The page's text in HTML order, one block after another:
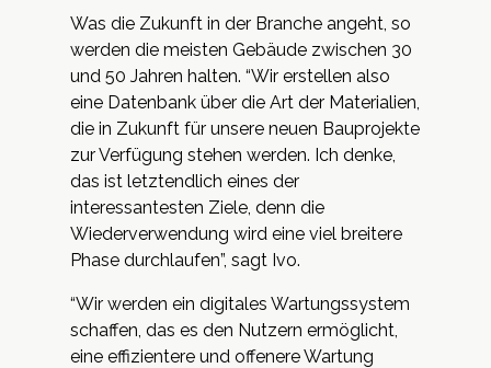
Was die Zukunft in der Branche angeht, so
werden die meisten Gebäude zwischen 30
und 50 Jahren halten. “Wir erstellen also
eine Datenbank über die Art der Materialien,
die in Zukunft für unsere neuen Bauprojekte
zur Verfügung stehen werden. Ich denke,
das ist letztendlich eines der
interessantesten Ziele, denn die
Wiederverwendung wird eine viel breitere
Phase durchlaufen”, sagt Ivo.
“Wir werden ein digitales Wartungssystem
schaffen, das es den Nutzern ermöglicht,
eine effizientere und offenere Wartung